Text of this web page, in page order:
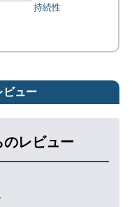
ビュー
のレビュー